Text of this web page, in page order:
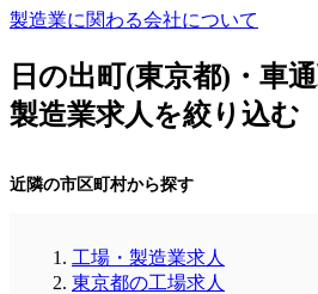
製造業に関わる会社について
日の出町(東京都)・車
製造業求人を絞り込む
近隣の市区町村から探す
工場・製造業求人
東京都の工場求人